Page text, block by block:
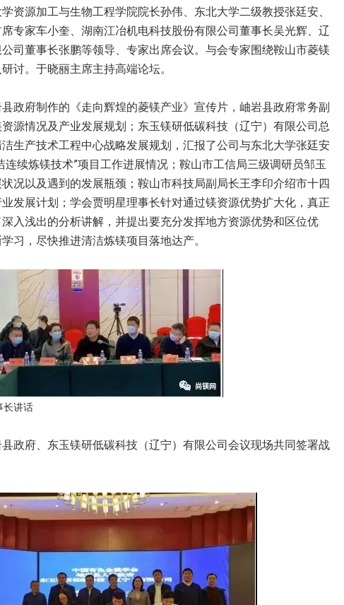
资源加工与生物工程学院院长孙伟、东北大学二级教授张廷安、
专家车小奎、湖南江冶机电科技股份有限公司董事长吴光辉、辽
司董事长张鹏等领导、专家出席会议。与会专家围绕鞍山市菱镁
讨。于晓丽主席主持高端论坛。
政府制作的《走向辉煌的菱镁产业》宣传片，岫岩县政府常务副
源情况及产业发展规划；东玉镁研低碳科技（辽宁）有限公司总
生产技术工程中心战略发展规划，汇报了公司与东北大学张廷安
连续炼镁技术”项目工作进展情况；鞍山市工信局三级调研员邹玉
况以及遇到的发展瓶颈；鞍山市科技局副局长王李印介绍市十四
发展计划；学会贾明星理事长针对通过镁资源优势扩大化，真正
入浅出的分析讲解，并提出要充分发挥地方资源优势和区位优
习，尽快推进清洁炼镁项目落地达产。
长讲话
政府、东玉镁研低碳科技（辽宁）有限公司会议现场共同签署战